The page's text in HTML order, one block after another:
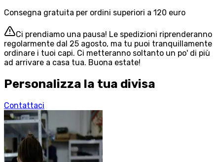
Consegna gratuita per ordini superiori a 120 euro
Ci prendiamo una pausa! Le spedizioni riprenderanno
regolarmente dal 25 agosto, ma tu puoi tranquillamente
ordinare i tuoi capi. Ci metteranno soltanto un po' di più
ad arrivare a casa tua. Buona estate!
Personalizza la tua divisa
Contattaci